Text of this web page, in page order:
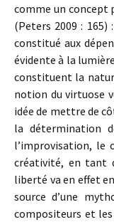
comme un concept
(Peters 2009 :
constitué aux
évidente à la
constituent la
notion du virtuose
idée de mettre de
la détermination
l’improvisation, le
créativité, en tant
liberté va en effet
source d’une
compositeurs et